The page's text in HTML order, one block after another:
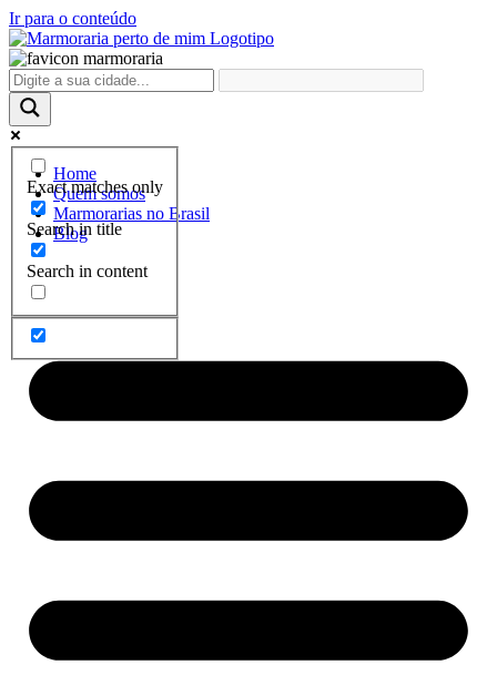
Ir para o conteúdo
Exact matches only
Search in title
Search in content
Home
Quem somos
Marmorarias no Brasil
Blog